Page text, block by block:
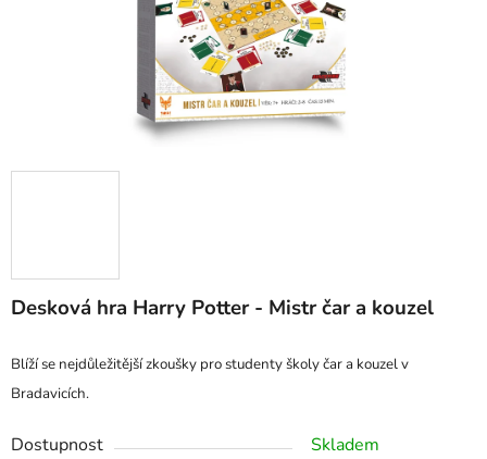
Desková hra Harry Potter - Mistr čar a kouzel
Blíží se nejdůležitější zkoušky pro studenty školy čar a kouzel v
Bradavicích.
Dostupnost
Skladem